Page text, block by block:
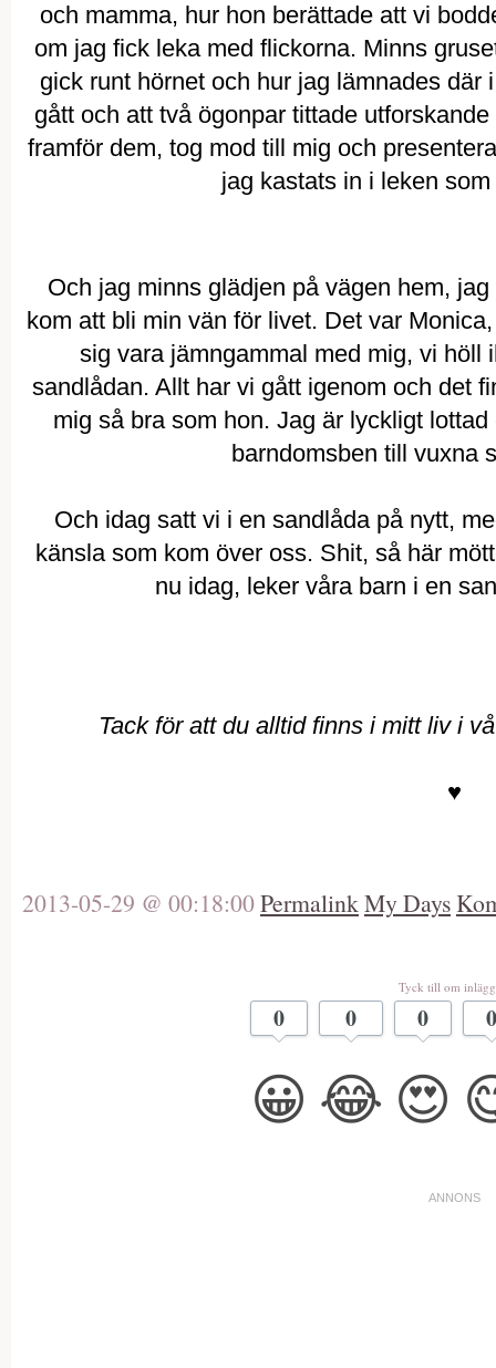
och mamma, hur hon berättade att vi
om jag fick leka med flickorna. Minns
gick runt hörnet och hur jag lämnades där
gått och att två ögonpar tittade
framför dem, tog mod till mig och
jag kastats in i leken
Och jag minns glädjen på vägen hem,
kom att bli min vän för livet. Det var
sig vara jämngammal med mig, vi höll
sandlådan. Allt har vi gått igenom och det
mig så bra som hon. Jag är lyckligt
barndomsben till vuxna
Och idag satt vi i en sandlåda på nytt,
känsla som kom över oss. Shit, så här
nu idag, leker våra barn i en
Tack för att du alltid finns i mitt liv i
♥
2013-05-29 @ 00:18:00PermalinkMy Days
Tyck till om
0
😀
0
😂
0
😍
0